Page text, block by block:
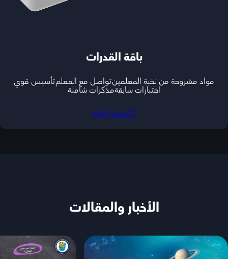
باقة القدرات
مواد مشروحة من نخبة المعلمينتواصل مع المعلمتأسيس قوي
اختبارات سابقةمذكرات شاملة
اكتشف الباقة
الأخبار والمقالات